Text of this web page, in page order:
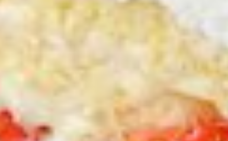
BISKUITROULADE ZUBEREITUNG:
Backrohr auf 170° C, Ober-/Unterhitze vorheizen. Eier
Vanillezucker gut schaumig rühren, dabei das Mehl
vorsichtig unterrühren. Danach den Schnee unterheben und
die Masse auf einem mit Backpapier ausgelegtem
Backblech verteilen. Nach ca. 15 Minuten Backzeit wird
die Roulade, mit dem Backpapier nach oben, auf ein mit
Zucker bestreutes Geschirrtuch gelegt und das Papier